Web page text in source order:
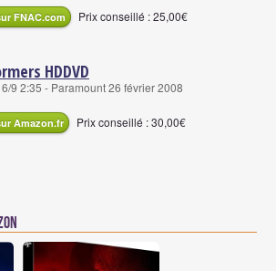
FNAC.com Prix conseillé : 25,00€
HDDVD
9 2:35 - Paramount 26 février 2008
Amazon.fr Prix conseillé : 30,00€